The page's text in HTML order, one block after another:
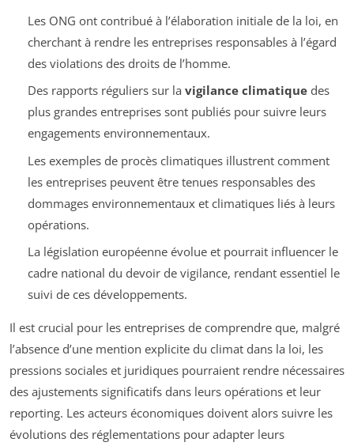
Les ONG ont contribué à l’élaboration initiale de la loi, en
cherchant à rendre les entreprises responsables à l’égard
des violations des droits de l’homme.
Des rapports réguliers sur la vigilance climatiquedes
plus grandes entreprises sont publiés pour suivre leurs
engagements environnementaux.
Les exemples de procès climatiques illustrent comment
les entreprises peuvent être tenues responsables des
dommages environnementaux et climatiques liés à leurs
opérations.
La législation européenne évolue et pourrait influencer le
cadre national du devoir de vigilance, rendant essentiel le
suivi de ces développements.
Il est crucial pour les entreprises de comprendre que, malgré
l’absence d’une mention explicite du climat dans la loi, les
pressions sociales et juridiques pourraient rendre nécessaires
des ajustements significatifs dans leurs opérations et leur
reporting. Les acteurs économiques doivent alors suivre les
évolutions des réglementations pour adapter leurs